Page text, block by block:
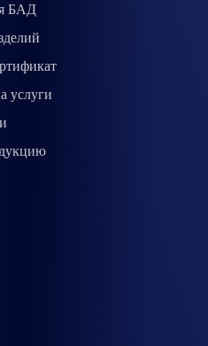
БАД
услуги